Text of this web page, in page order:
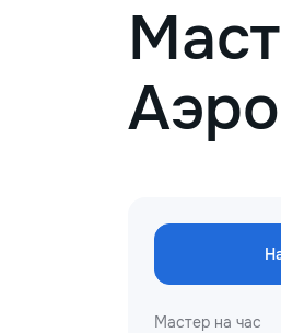
Мастер на час